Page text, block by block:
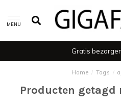
MENU
Gratis
Home / Tags /
Producten getagd